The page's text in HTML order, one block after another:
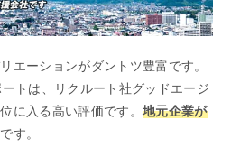
エーションがダントツ豊富です。
トは、リクルート社グッドエージ
に入る高い評価です。地元企業が
です。